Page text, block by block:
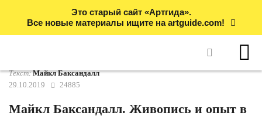
Это старый сайт «Артгида».
Все новые материалы ищите на artguide.com!
Текст:Майкл Баксандалл
29.10.2019
24885
Майкл Баксандалл. Живопись и опыт в